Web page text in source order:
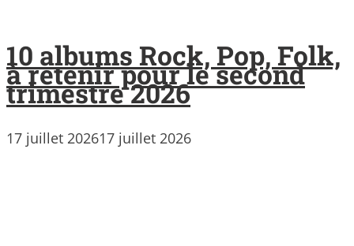
10 albums Rock, Pop, Folk,
à retenir pour le second
trimestre 2026
17 juillet 202617 juillet 2026